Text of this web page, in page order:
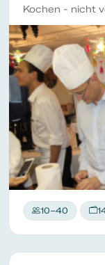
Kochen - nicht
10–40